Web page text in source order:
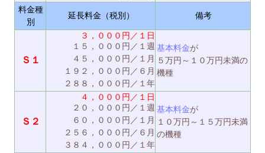
料金種
別
延長料金（税別） 備考
Ｓ１
３，０００円／１日
１５，０００円／１週
４５，０００円／１月
１９２，０００円／６月
２８８，０００円／１年
基本料金が
５万円～１０万円未満の
機種
Ｓ２
４，０００円／１日
２０，０００円／１週
６０，０００円／１月
２５６，０００円／６月
３８４，０００円／１年
基本料金が
１０万円～１５万円未満
の機種